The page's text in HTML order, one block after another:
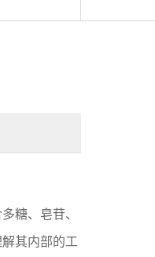
糖、皂苷、
其内部的工